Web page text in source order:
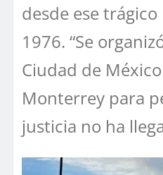
desde ese
1976. “Se
Ciudad de
Monterrey para
justicia no ha